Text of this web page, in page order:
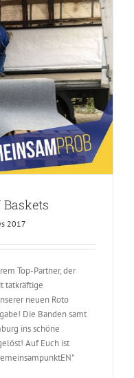
2017
Top-Partner, der
tatkräftige
neuen Roto
Die Banden samt
ins schöne
Auf Euch ist